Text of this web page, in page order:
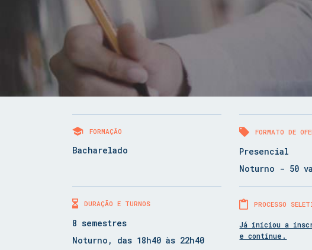
FORMAÇÃO
Bacharelado
FORMATO DE
Presencial
Noturno - 50
DURAÇÃO E TURNOS
8 semestres
Noturno, das 18h40 às 22h40
PROCESSO
Já iniciou a
e continue.